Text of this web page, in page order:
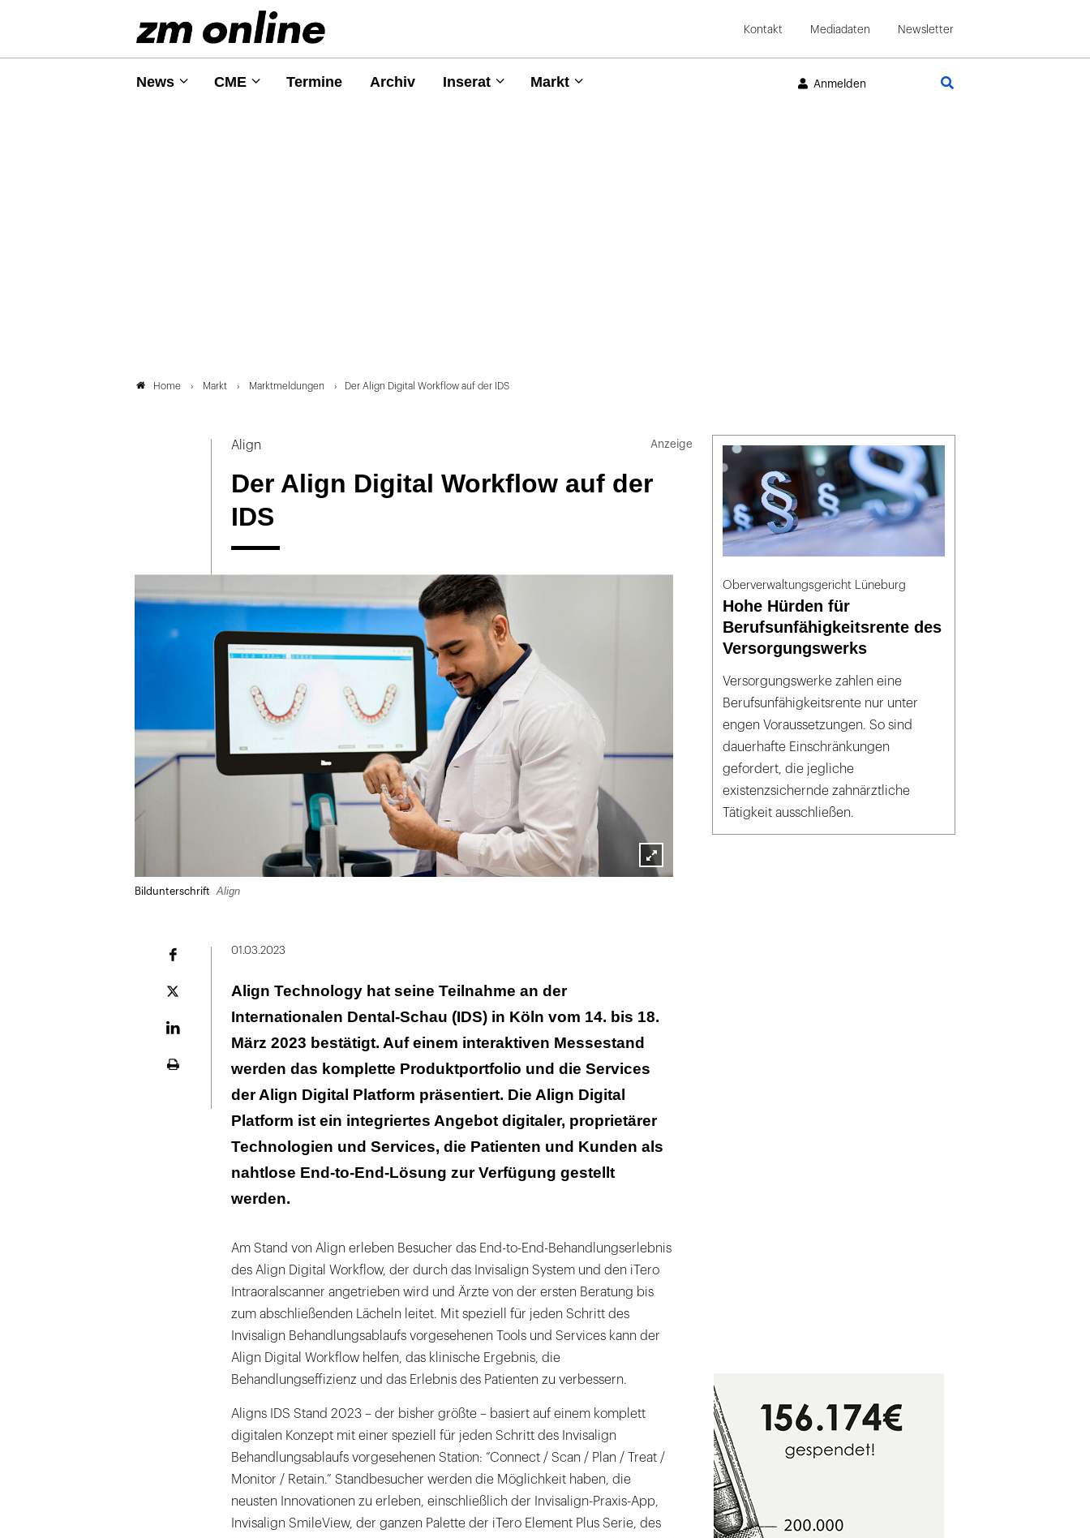
Kontakt Mediadaten Newsletter
News CME Termine Archiv Inserat Markt Anmelden
Home Markt Marktmeldungen Der Align Digital Workflow auf der IDS
Align
Der Align Digital Workflow auf der
IDS
Lightbox
Bildunterschrift Align
Plattform
01.03.2023
Align Technology hat seine Teilnahme an der
Internationalen Dental-Schau (IDS) in Köln vom 14. bis 18.
März 2023 bestätigt. Auf einem interaktiven Messestand
werden das komplette Produktportfolio und die Services
der Align Digital Platform präsentiert. Die Align Digital
Platform ist ein integriertes Angebot digitaler, proprietärer
Technologien und Services, die Patienten und Kunden als
nahtlose End-to-End-Lösung zur Verfügung gestellt
werden.
Am Stand von Align erleben Besucher das End-to-End-Behandlungserlebnis
des Align Digital Workflow, der durch das Invisalign System und den iTero
Intraoralscanner angetrieben wird und Ärzte von der ersten Beratung bis
zum abschließenden Lächeln leitet. Mit speziell für jeden Schritt des
Invisalign Behandlungsablaufs vorgesehenen Tools und Services kann der
Align Digital Workflow helfen, das klinische Ergebnis, die
Behandlungseffizienz und das Erlebnis des Patienten zu verbessern.
Aligns IDS Stand 2023 – der bisher größte – basiert auf einem komplett
digitalen Konzept mit einer speziell für jeden Schritt des Invisalign
Behandlungsablaufs vorgesehenen Station: “Connect / Scan / Plan / Treat /
Monitor / Retain.” Standbesucher werden die Möglichkeit haben, die
neusten Innovationen zu erleben, einschließlich der Invisalign-Praxis-App,
Invisalign SmileView, der ganzen Palette der iTero Element Plus Serie, des
Oberverwaltungsgericht Lüneburg
Hohe Hürden für
Berufsunfähigkeitsrente des
Versorgungswerks
Versorgungswerke zahlen eine
Berufsunfähigkeitsrente nur unter
engen Voraussetzungen. So sind
dauerhafte Einschränkungen
gefordert, die jegliche
existenzsichernde zahnärztliche
Tätigkeit ausschließen.